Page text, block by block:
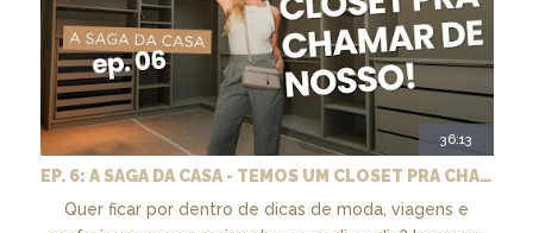
36:13
EP. 6: A SAGA DA CASA - TEMOS UM CLOSET PRA CHAMAR DE NOSSO + MARCENARIA E PAISAGISMO
Quer ficar por dentro de dicas de moda, viagens e